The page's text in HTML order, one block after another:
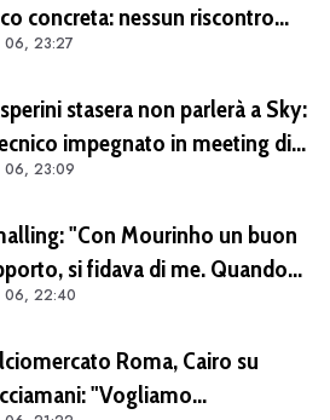
concreta: nessun riscontro
dal calciatore né dal Lipsia
06, 23:27
stasera non parlerà a Sky:
impegnato in meeting di
06, 23:09
"Con Mourinho un buon
si fidava di me. Quando
Mi aveva dato la
raggiunto il limite con gli
06, 22:40
Roma, Cairo su
"Vogliamo